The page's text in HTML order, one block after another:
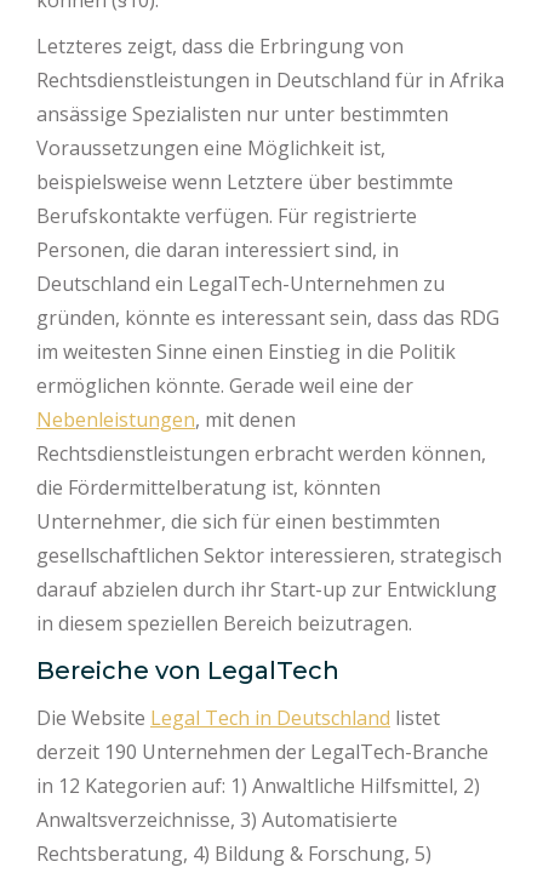
Letzteres zeigt, dass die Erbringung von
Rechtsdienstleistungen in Deutschland für in Afrika
ansässige Spezialisten nur unter bestimmten
Voraussetzungen eine Möglichkeit ist,
beispielsweise wenn Letztere über bestimmte
Berufskontakte verfügen. Für registrierte
Personen, die daran interessiert sind, in
Deutschland ein LegalTech-Unternehmen zu
gründen, könnte es interessant sein, dass das RDG
im weitesten Sinne einen Einstieg in die Politik
ermöglichen könnte. Gerade weil eine der
Nebenleistungen, mit denen
Rechtsdienstleistungen erbracht werden können,
die Fördermittelberatung ist, könnten
Unternehmer, die sich für einen bestimmten
gesellschaftlichen Sektor interessieren, strategisch
darauf abzielen durch ihr Start-up zur Entwicklung
in diesem speziellen Bereich beizutragen.
Bereiche von LegalTech
Die Website Legal Tech in Deutschland listet
derzeit 190 Unternehmen der LegalTech-Branche
in 12 Kategorien auf: 1) Anwaltliche Hilfsmittel, 2)
Anwaltsverzeichnisse, 3) Automatisierte
Rechtsberatung, 4) Bildung & Forschung, 5)